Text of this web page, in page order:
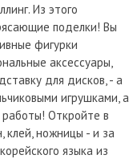
Из этого
поделки! Вы
фигурки
аксессуары,
для дисков, - а
игрушками, а
Откройте в
клей, ножницы - и за
языка из